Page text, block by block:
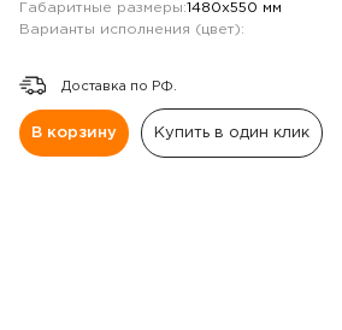
Габаритные размеры:1480х550 мм
Варианты исполнения (цвет):
Доставка по РФ.
В корзину Купить в один клик